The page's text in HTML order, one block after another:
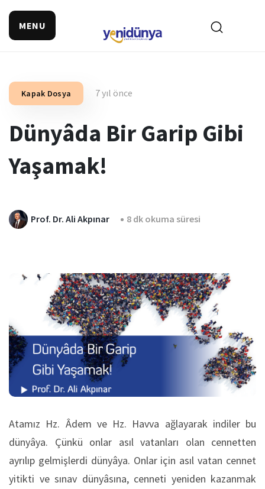
MENU
Kapak Dosya 7 yıl önce
Dünyâda Bir Garip Gibi
Yaşamak!
Prof. Dr. Ali Akpınar 8 dk okuma süresi
Atamız Hz. Âdem ve Hz. Havva ağlayarak indiler bu
dünyâya. Çünkü onlar asıl vatanları olan cennetten
ayrılıp gelmişlerdi dünyâya. Onlar için asıl vatan cennet
yitikti ve sınav dünyâsına, cenneti yeniden kazanmak